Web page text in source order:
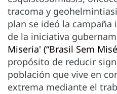
tracoma y
plan se ideó la campaña
de la iniciativa
Miseria' (“Brasil Sem
propósito de reducir
población que vive en
extrema mediante el